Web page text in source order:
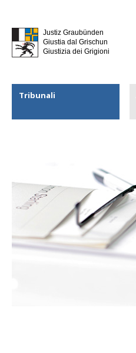
Justiz Graubünden
Giustia dal Grischun
Giustizia dei Grigioni
Tribunali